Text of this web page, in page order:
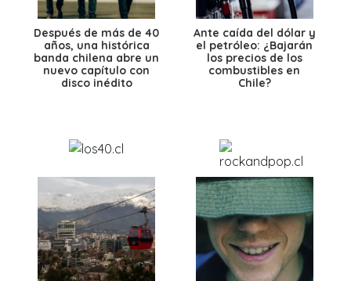
Después de más de 40
años, una histórica
banda chilena abre un
nuevo capítulo con
disco inédito
Ante caída del dólar y
el petróleo: ¿Bajarán
los precios de los
combustibles en
Chile?